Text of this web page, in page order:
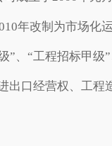
改制为市场化运营
”、“工程招标甲级
出口经营权、工程